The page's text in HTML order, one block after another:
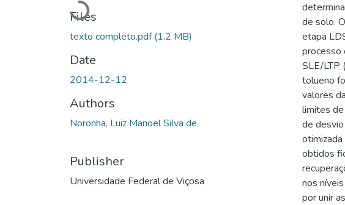
Loading...
Files
texto completo.pdf(1.2 MB)
Date
2014-12-12
Authors
Noronha, Luiz Manoel Silva de
Publisher
Universidade Federal de Viçosa
de solo.
etapa
processo
SLE/LTP
tolueno
valores
limites
de
obtidos
nos
por unir